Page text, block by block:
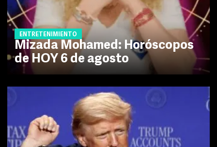
ENTRETENIMIENTO
Mizada Mohamed: Horóscopos
de HOY 6 de agosto